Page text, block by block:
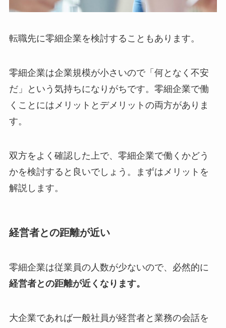
転職先に零細企業を検討することもあります。
零細企業は企業規模が小さいので「何となく不安
だ」という気持ちになりがちです。零細企業で働
くことにはメリットとデメリットの両方がありま
す。
双方をよく確認した上で、零細企業で働くかどう
かを検討すると良いでしょう。まずはメリットを
解説します。
経営者との距離が近い
零細企業は従業員の人数が少ないので、必然的に
経営者との距離が近くなります。
大企業であれば一般社員が経営者と業務の会話を